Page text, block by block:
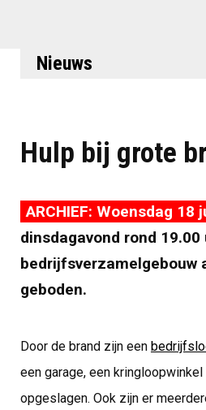
Nieuws
Hulp bij grote
ARCHIEF: Woensdag 18
dinsdagavond rond
bedrijfsverzamelgebouw
geboden.
Door de brand zijn een
een garage, een
opgeslagen. Ook zijn er